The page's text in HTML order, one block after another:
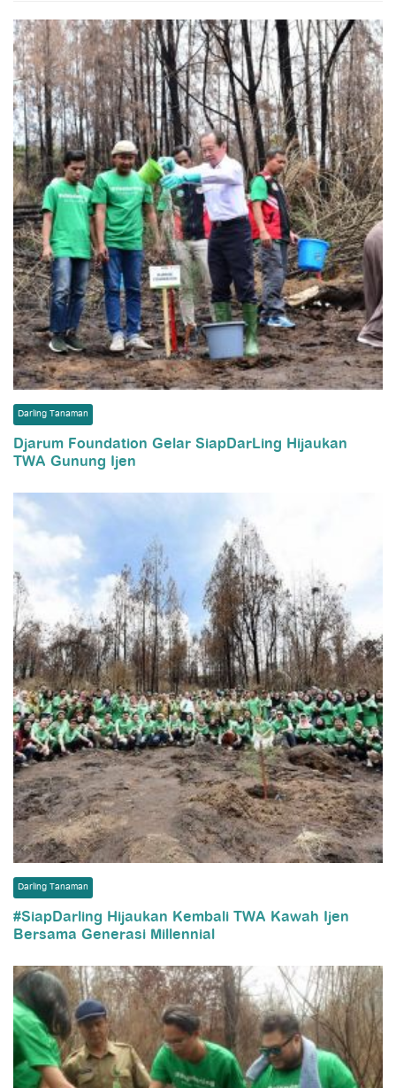
Darling Tanaman
Djarum Foundation Gelar SiapDarLing Hijaukan
TWA Gunung Ijen
Darling Tanaman
#SiapDarling Hijaukan Kembali TWA Kawah Ijen
Bersama Generasi Millennial